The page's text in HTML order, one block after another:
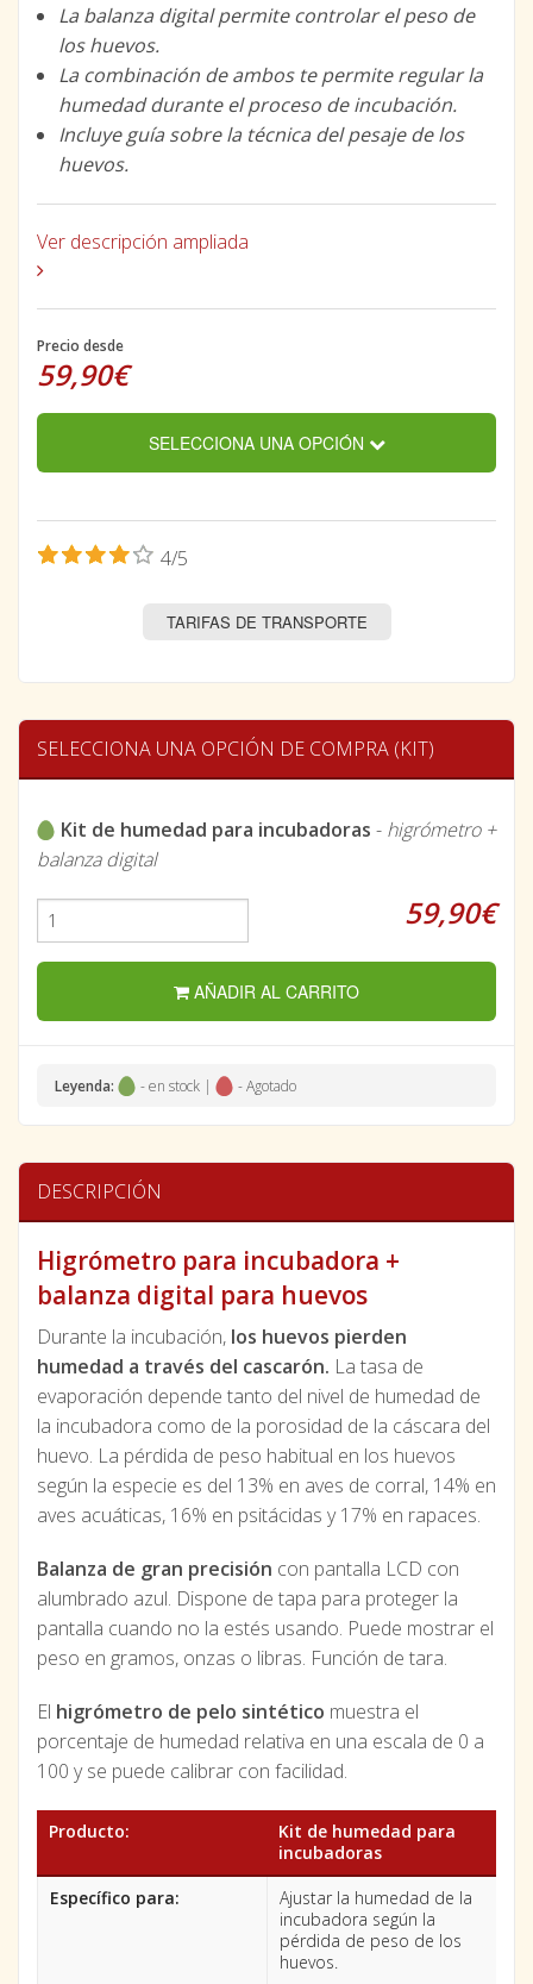
La balanza digital permite controlar el peso de
los huevos.
La combinación de ambos te permite regular la
humedad durante el proceso de incubación.
Incluye guía sobre la técnica del pesaje de los
huevos.
Ver descripción ampliada
Precio desde
59,90€
SELECCIONA UNA OPCIÓN
4/5
TARIFAS DE TRANSPORTE
SELECCIONA UNA OPCIÓN DE COMPRA (KIT)
Kit de humedad para incubadoras - higrómetro +
balanza digital
59,90€
AÑADIR AL CARRITO
Leyenda: - en stock | - Agotado
DESCRIPCIÓN
Higrómetro para incubadora +
balanza digital para huevos
Durante la incubación, los huevos pierden
humedad a través del cascarón. La tasa de
evaporación depende tanto del nivel de humedad de
la incubadora como de la porosidad de la cáscara del
huevo. La pérdida de peso habitual en los huevos
según la especie es del 13% en aves de corral, 14% en
aves acuáticas, 16% en psitácidas y 17% en rapaces.
Balanza de gran precisión con pantalla LCD con
alumbrado azul. Dispone de tapa para proteger la
pantalla cuando no la estés usando. Puede mostrar el
peso en gramos, onzas o libras. Función de tara.
El higrómetro de pelo sintético muestra el
porcentaje de humedad relativa en una escala de 0 a
100 y se puede calibrar con facilidad.
Producto:
Kit de humedad para
incubadoras
Específico para:
Ajustar la humedad de la
incubadora según la
pérdida de peso de los
huevos.